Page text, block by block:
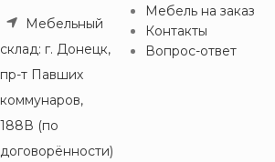
Мебельный
склад: г. Донецк,
пр-т Павших
коммунаров,
188В (по
договорённости)
Мебель на заказ
Контакты
Вопрос-ответ